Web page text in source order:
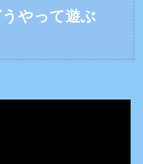
やって遊ぶ